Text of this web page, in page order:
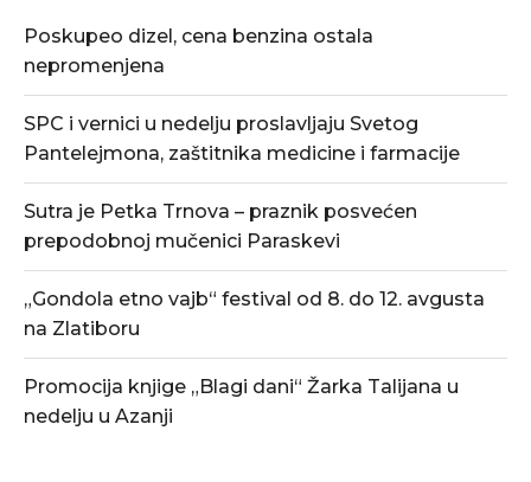
Poskupeo dizel, cena benzina ostala
nepromenjena
SPC i vernici u nedelju proslavljaju Svetog
Pantelejmona, zaštitnika medicine i farmacije
Sutra je Petka Trnova – praznik posvećen
prepodobnoj mučenici Paraskevi
„Gondola etno vajb“ festival od 8. do 12. avgusta
na Zlatiboru
Promocija knjige „Blagi dani“ Žarka Talijana u
nedelju u Azanji